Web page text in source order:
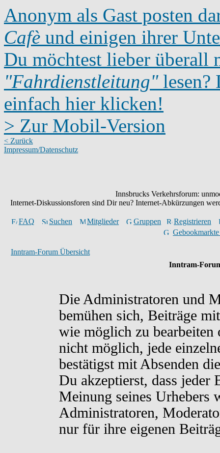
Anonym als Gast posten
Cafè und einigen ihrer
Du möchtest lieber überall
"Fahrdienstleitung"lesen?
einfach hier klicken!
> Zur Mobil-Version
< Zurück
Impressum/Datenschutz
Innsbrucks Verkehrsforum:
Internet-Diskussionsforen sind Dir neu? Internet-Abkürzungen
FAQ Suchen Mitglieder Gruppen
Registrieren
Inntram-Forum Übersicht
Inntram-
Die Administratoren und
bemühen sich, Beiträge
wie möglich zu bearbeiten
nicht möglich, jede
bestätigst mit Absenden
Du akzeptierst, dass jeder
Meinung seines Urhebers
Administratoren,
nur für ihre eigenen